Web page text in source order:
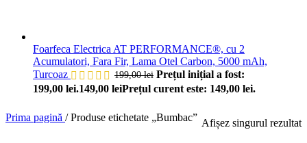
Foarfeca Electrica AT PERFORMANCE®, cu 2
Acumulatori, Fara Fir, Lama Otel Carbon, 5000 mAh,
Turcoaz
199,00lei Prețul inițial a fost:
199,00 lei.149,00 leiPrețul curent este: 149,00 lei.
Prima pagină / Produse etichetate „Bumbac” Afișez singurul rezultat